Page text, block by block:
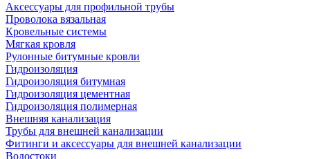
Аксессуары для профильной трубы
Проволока вязальная
Кровельные системы
Мягкая кровля
Рулонные битумные кровли
Гидроизоляция
Гидроизоляция битумная
Гидроизоляция цементная
Гидроизоляция полимерная
Внешняя канализация
Трубы для внешней канализации
Фитинги и аксессуары для внешней канализации
Водостоки